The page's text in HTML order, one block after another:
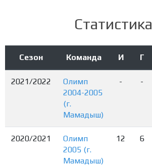
Статистика
Сезон Команда И Г
2021/2022
Олимп
2004-2005
(г.
Мамадыш)
- -
2020/2021
Олимп
2005 (г.
Мамадыш)
12 6